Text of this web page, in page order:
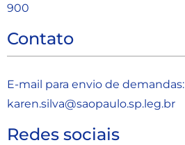
900
Contato
E-mail para envio de demandas:
karen.silva@saopaulo.sp.leg.br
Redes sociais